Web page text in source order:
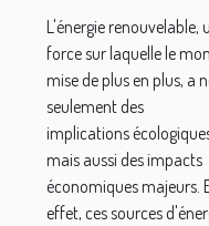
globale
L'énergie renouvelable,
force sur laquelle le
mise de plus en plus, a
seulement des
implications
mais aussi des impacts
économiques majeurs.
effet, ces sources